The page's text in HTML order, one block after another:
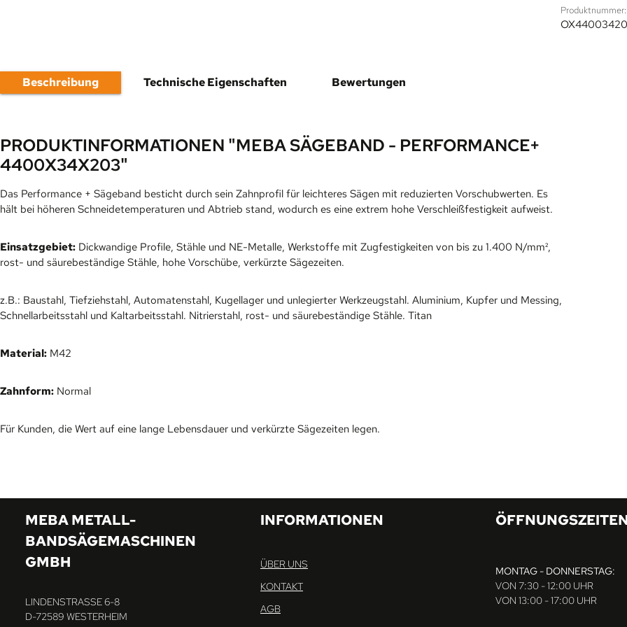
Produktnummer:
Beschreibung Technische Eigenschaften Bewertungen
PRODUKTINFORMATIONEN "MEBA SÄGEBAND - PERFORMANCE+
4400X34X203"
Das Performance + Sägeband besticht durch sein Zahnprofil für leichteres Sägen mit reduzierten Vorschubwerten. Es
hält bei höheren Schneidetemperaturen und Abtrieb stand, wodurch es eine extrem hohe Verschleißfestigkeit aufweist.
Einsatzgebiet: Dickwandige Profile, Stähle und NE-Metalle, Werkstoffe mit Zugfestigkeiten von bis zu 1.400 N/mm²,
rost- und säurebeständige Stähle, hohe Vorschübe, verkürzte Sägezeiten.
z.B.: Baustahl, Tiefziehstahl, Automatenstahl, Kugellager und unlegierter Werkzeugstahl. Aluminium, Kupfer und Messing,
Schnellarbeitsstahl und Kaltarbeitsstahl. Nitrierstahl, rost- und säurebeständige Stähle. Titan
Material: M42
Zahnform: Normal
Für Kunden, die Wert auf eine lange Lebensdauer und verkürzte Sägezeiten legen.
MEBA METALL-
BANDSÄGEMASCHINEN
GMBH
LINDENSTRASSE 6-8
D-72589 WESTERHEIM
INFORMATIONEN
ÜBER UNS
KONTAKT
AGB
MONTAG - DONNERSTAG:
VON 7:30 - 12:00 UHR
VON 13:00 - 17:00 UHR